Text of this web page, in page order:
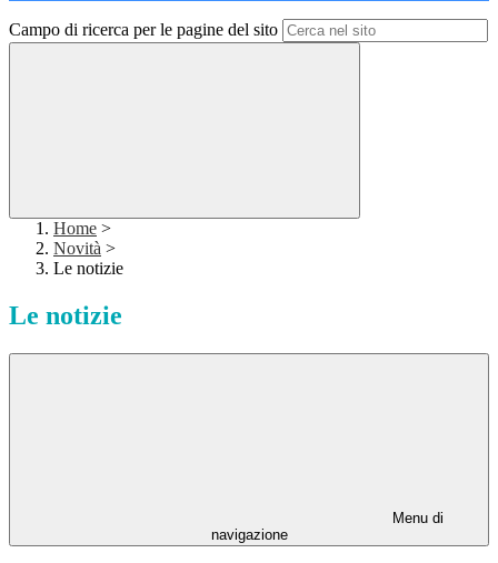
Campo di ricerca per le pagine del sito
Home >
Novità >
Le notizie
Le notizie
Menu di
navigazione